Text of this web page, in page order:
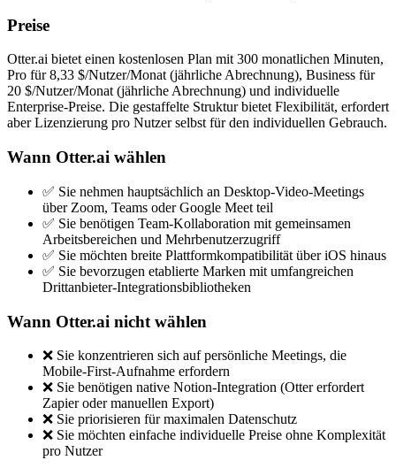
Preise
Otter.ai bietet einen kostenlosen Plan mit 300 monatlichen Minuten,
Pro für 8,33 $/Nutzer/Monat (jährliche Abrechnung), Business für
20 $/Nutzer/Monat (jährliche Abrechnung) und individuelle
Enterprise-Preise. Die gestaffelte Struktur bietet Flexibilität, erfordert
aber Lizenzierung pro Nutzer selbst für den individuellen Gebrauch.
Wann Otter.ai wählen
✅ Sie nehmen hauptsächlich an Desktop-Video-Meetings
über Zoom, Teams oder Google Meet teil
✅ Sie benötigen Team-Kollaboration mit gemeinsamen
Arbeitsbereichen und Mehrbenutzerzugriff
✅ Sie möchten breite Plattformkompatibilität über iOS hinaus
✅ Sie bevorzugen etablierte Marken mit umfangreichen
Drittanbieter-Integrationsbibliotheken
Wann Otter.ai nicht wählen
❌ Sie konzentrieren sich auf persönliche Meetings, die
Mobile-First-Aufnahme erfordern
❌ Sie benötigen native Notion-Integration (Otter erfordert
Zapier oder manuellen Export)
❌ Sie priorisieren für maximalen Datenschutz
❌ Sie möchten einfache individuelle Preise ohne Komplexität
pro Nutzer